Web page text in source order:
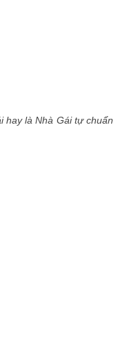
hay là Nhà Gái tự chuẩn